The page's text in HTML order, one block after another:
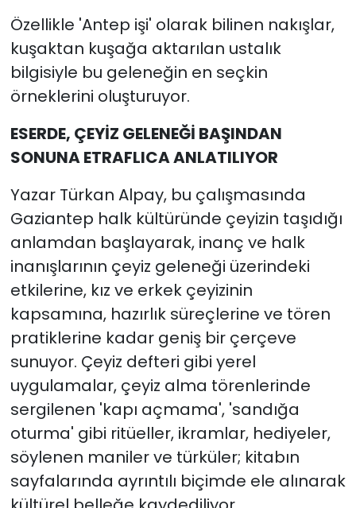
Özellikle 'Antep işi' olarak bilinen nakışlar,
kuşaktan kuşağa aktarılan ustalık
bilgisiyle bu geleneğin en seçkin
örneklerini oluşturuyor.
ESERDE, ÇEYİZ GELENEĞİ BAŞINDAN
SONUNA ETRAFLICA ANLATILIYOR
Yazar Türkan Alpay, bu çalışmasında
Gaziantep halk kültüründe çeyizin taşıdığı
anlamdan başlayarak, inanç ve halk
inanışlarının çeyiz geleneği üzerindeki
etkilerine, kız ve erkek çeyizinin
kapsamına, hazırlık süreçlerine ve tören
pratiklerine kadar geniş bir çerçeve
sunuyor. Çeyiz defteri gibi yerel
uygulamalar, çeyiz alma törenlerinde
sergilenen 'kapı açmama', 'sandığa
oturma' gibi ritüeller, ikramlar, hediyeler,
söylenen maniler ve türküler; kitabın
sayfalarında ayrıntılı biçimde ele alınarak